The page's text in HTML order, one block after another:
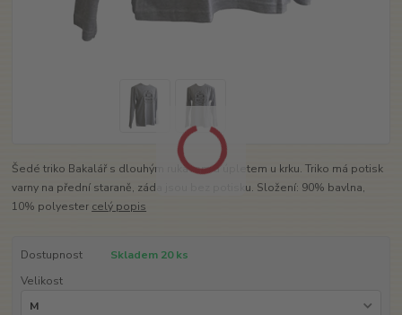
Šedé triko Bakalář s dlouhým rukávem a úpletem u krku. Triko má potisk
varny na přední staraně, záda jsou bez potisku. Složení: 90% bavlna,
10% polyester celý popis
Dostupnost
Skladem 20 ks
Velikost